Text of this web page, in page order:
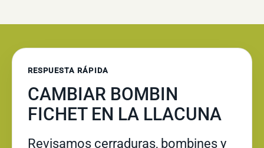
RESPUESTA RÁPIDA
CAMBIAR BOMBIN
FICHET EN LA LLACUNA
Revisamos cerraduras, bombines y